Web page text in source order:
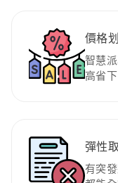
價格
智慧
高省
彈性
有突